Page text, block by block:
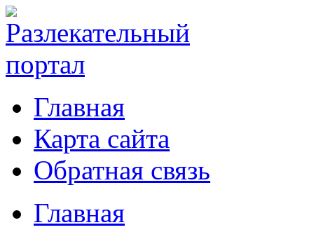
Главная
Карта сайта
Обратная связь
Главная